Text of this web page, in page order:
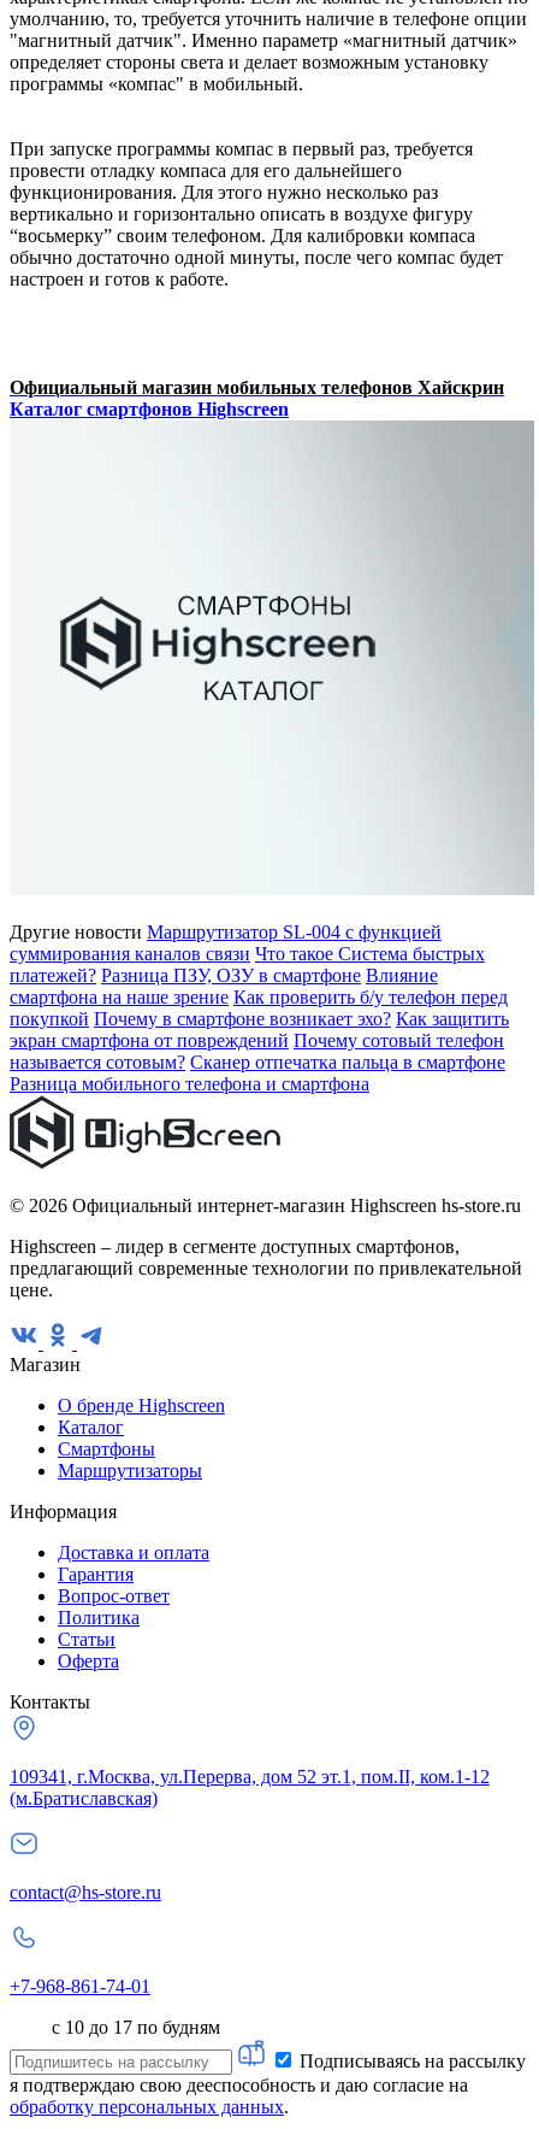
умолчанию, то, требуется уточнить наличие в телефоне опции
"магнитный датчик". Именно параметр «магнитный датчик»
определяет стороны света и делает возможным установку
программы «компас" в мобильный.
При запуске программы компас в первый раз, требуется
провести отладку компаса для его дальнейшего
функционирования. Для этого нужно несколько раз
вертикально и горизонтально описать в воздухе фигуру
“восьмерку” своим телефоном. Для калибровки компаса
обычно достаточно одной минуты, после чего компас будет
настроен и готов к работе.
Официальный магазин мобильных телефонов Хайскрин
Каталог смартфонов Highscreen
Другие новости Маршрутизатор SL-004 с функцией
суммирования каналов связи Что такое Система быстрых
платежей? Разница ПЗУ, ОЗУ в смартфоне Влияние
смартфона на наше зрение Как проверить б/у телефон перед
покупкой Почему в смартфоне возникает эхо? Как защитить
экран смартфона от повреждений Почему сотовый телефон
называется сотовым? Сканер отпечатка пальца в смартфоне
Разница мобильного телефона и смартфона
© 2026 Официальный интернет-магазин Highscreen hs-store.ru
Highscreen – лидер в сегменте доступных смартфонов,
предлагающий современные технологии по привлекательной
цене.
Магазин
О бренде Highscreen
Каталог
Смартфоны
Маршрутизаторы
Информация
Доставка и оплата
Гарантия
Вопрос-ответ
Политика
Статьи
Оферта
Контакты
109341, г.Москва, ул.Перерва, дом 52 эт.1, пом.II, ком.1-12
(м.Братиславская)
contact@hs-store.ru
+7-968-861-74-01
с 10 до 17 по будням
Подписываясь на рассылку
я подтверждаю свою дееспособность и даю согласие на
обработку персональных данных.